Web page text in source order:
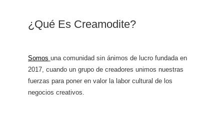
¿Qué Es Creamodite?
Somos una comunidad sin ánimos de lucro fundada en
2017, cuando un grupo de creadores unimos nuestras
fuerzas para poner en valor la labor cultural de los
negocios creativos.